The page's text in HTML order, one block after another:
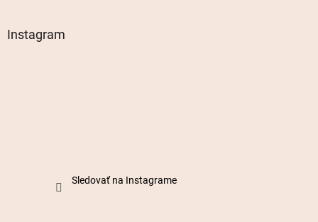
Instagram
Sledovať na Instagrame